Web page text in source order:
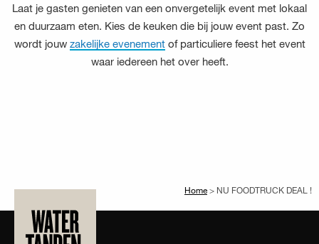
Laat je gasten genieten van een onvergetelijk event met lokaal
en duurzaam eten. Kies de keuken die bij jouw event past. Zo
wordt jouw zakelijke evenementof particuliere feest het event
waar iedereen het over heeft.
Home> NU FOODTRUCK DEAL !